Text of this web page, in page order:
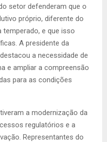
setor defenderam que o
próprio, diferente do
temperado, e que isso
A presidente da
a necessidade de
e ampliar a compreensão
para as condições
a modernização da
regulatórios e a
Representantes do